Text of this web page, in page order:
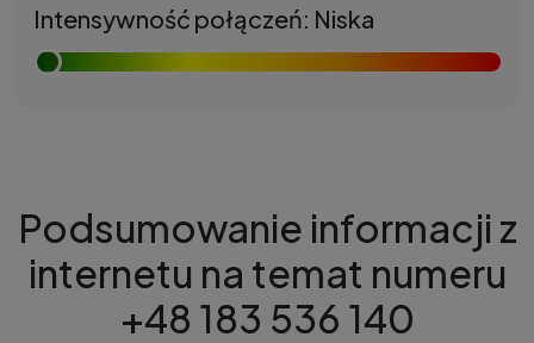
Intensywność połączeń: Niska
Podsumowanie informacji z
internetu na temat numeru
+48 183 536 140